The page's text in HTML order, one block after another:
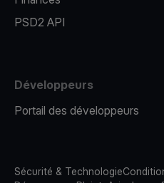
PSD2 API
Développeurs
Portail des développeurs
Sécurité & Technologie